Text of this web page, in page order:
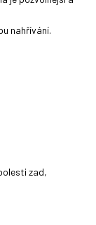
nahřívání.
zad,